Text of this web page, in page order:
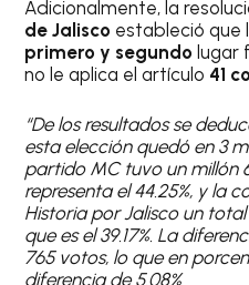
Adicionalmente, la
de Jalisco estableció que
primero y segundolugar
no le aplica el artículo 41
“De los resultados se
esta elección quedó en 3
partido MC tuvo un millón
representa el 44.25%, y la
Historia por Jalisco un
que es el 39.17%. La
765 votos, lo que en
diferencia de 5.08%